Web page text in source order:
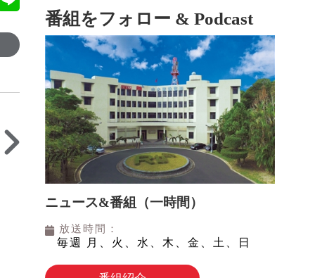
番組をフォロー & Podcast
ニュース&番組（一時間）
放送時間：
毎週 月、火、水、木、金、土、日